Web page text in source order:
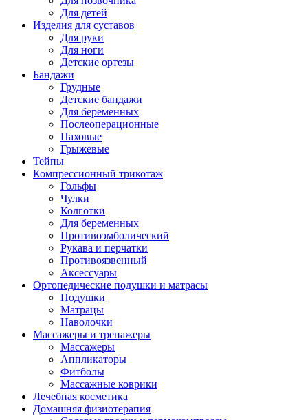
Для детей
Изделия для суставов
Для руки
Для ноги
Детские ортезы
Бандажи
Грудные
Детские бандажи
Для беременных
Послеоперационные
Паховые
Грыжевые
Тейпы
Компрессионный трикотаж
Гольфы
Чулки
Колготки
Для беременных
Противоэмболический
Рукава и перчатки
Противоязвенный
Аксессуары
Ортопедические подушки и матрасы
Подушки
Матрацы
Наволочки
Массажеры и тренажеры
Массажеры
Аппликаторы
Фитболы
Массажные коврики
Лечебная косметика
Домашняя физиотерапия